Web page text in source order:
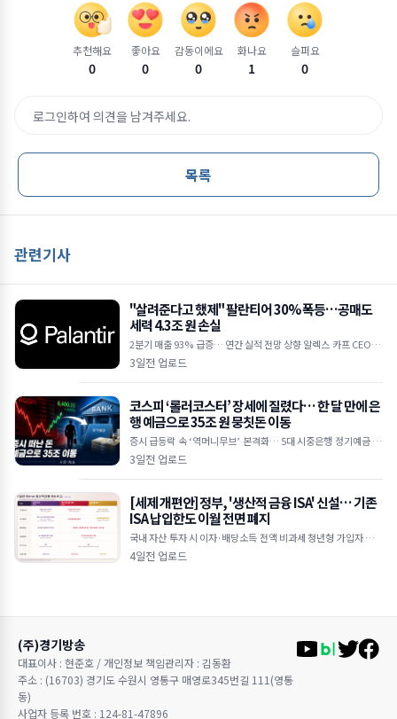
추천해요
0
좋아요
0
감동이에요
0
화나요
1
슬퍼요
0
로그인하여 의견을 남겨주세요.
목록
관련기사
"살려준다고 했제" 팔란티어 30% 폭등…공매도
세력 4.3조 원 손실
2분기 매출 93% 급증… 연간 실적 전망 상향 알렉스 카프 CEO "A
I 수요 상상을 초월하는 수준" 하루 만에 30억 달러 손실… 공매도
3일전 업로드
코스피 ‘롤러코스터’ 장세에 질렸다… 한 달 만에 은
행 예금으로 35조 원 뭉칫돈 이동
증시 급등락 속 ‘역머니무브’ 본격화… 5대 시중은행 정기예금 35
조 원 급증 한국은행 기준금리 인상 여파, 연 3%대 예금 금리 매력
3일전 업로드
[세제 개편안] 정부, '생산적 금융 ISA' 신설… 기존
ISA 납입한도 이월 전면 폐지
국내 자산 투자 시 이자·배당소득 전액 비과세 청년형 가입자 납입
액 10% 추가 소득공제 기존 일반 ISA는 납입한도 이월 폐지 및 최
4일전 업로드
(주)경기방송
대표이사 : 현준호 / 개인정보 책임관리자 : 김동환
주소 : (16703) 경기도 수원시 영통구 매영로345번길 111(영통
동)
사업자 등록 번호 : 124-81-47896